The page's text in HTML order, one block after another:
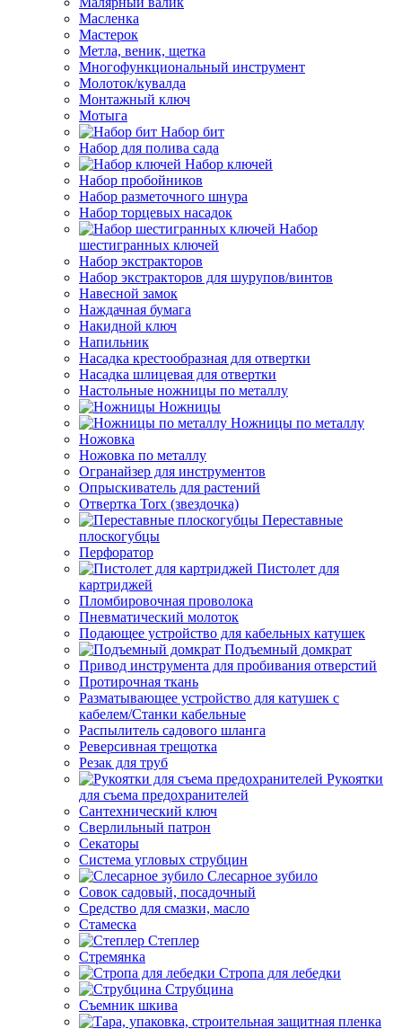
Масленка
Мастерок
Метла, веник, щетка
Многофункциональный инструмент
Молоток/кувалда
Монтажный ключ
Мотыга
Набор бит
Набор для полива сада
Набор ключей
Набор пробойников
Набор разметочного шнура
Набор торцевых насадок
Набор
шестигранных ключей
Набор экстракторов
Набор экстракторов для шурупов/винтов
Навесной замок
Наждачная бумага
Накидной ключ
Напильник
Насадка крестообразная для отвертки
Насадка шлицевая для отвертки
Настольные ножницы по металлу
Ножницы
Ножницы по металлу
Ножовка
Ножовка по металлу
Огранайзер для инструментов
Опрыскиватель для растений
Отвертка Torx (звездочка)
Переставные
плоскогубцы
Перфоратор
Пистолет для
картриджей
Пломбировочная проволока
Пневматический молоток
Подающее устройство для кабельных катушек
Подъемный домкрат
Привод инструмента для пробивания отверстий
Протирочная ткань
Разматывающее устройство для катушек с
кабелем/Станки кабельные
Распылитель садового шланга
Реверсивная трещотка
Резак для труб
Рукоятки
для съема предохранителей
Сантехнический ключ
Сверлильный патрон
Секаторы
Система угловых струбцин
Слесарное зубило
Совок садовый, посадочный
Средство для смазки, масло
Стамеска
Степлер
Стремянка
Стропа для лебедки
Струбцина
Съемник шкива